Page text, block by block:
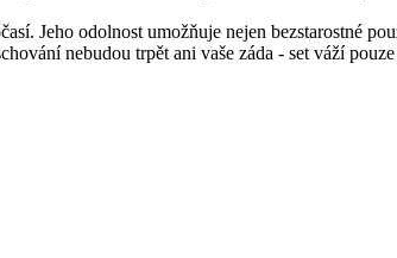
Jeho odolnost umožňuje nejen bezstarostné
nebudou trpět ani vaše záda - set váží